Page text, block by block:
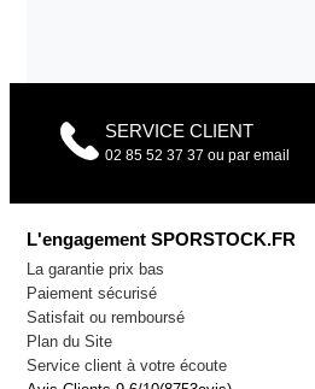
SERVICE CLIENT
02 85 52 37 37 ou par email
L'engagement SPORSTOCK.FR
La garantie prix bas
Paiement sécurisé
Satisfait ou remboursé
Plan du Site
Service client à votre écoute